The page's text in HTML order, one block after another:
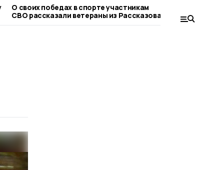
О своих победах в спорте участникам
СВО рассказали ветераны из Рассказова
«Кожаный
футболисты